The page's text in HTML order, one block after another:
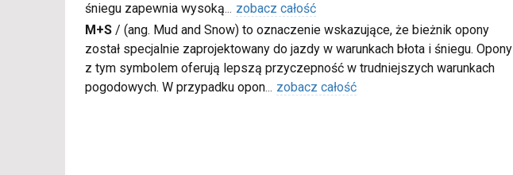
śniegu zapewnia wysoką... zobacz całość
M+S / (ang. Mud and Snow) to oznaczenie wskazujące, że bieżnik opony
został specjalnie zaprojektowany do jazdy w warunkach błota i śniegu. Opony
z tym symbolem oferują lepszą przyczepność w trudniejszych warunkach
pogodowych. W przypadku opon... zobacz całość